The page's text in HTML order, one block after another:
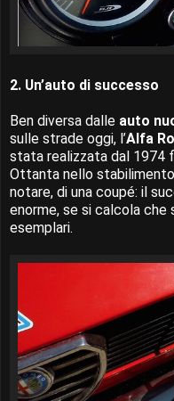
2. Un’auto di successo
Ben diversa dalle auto
sulle strade oggi, l’Alfa
stata realizzata dal 1974
Ottanta nello
notare, di una coupé: il
enorme, se si calcola
esemplari.